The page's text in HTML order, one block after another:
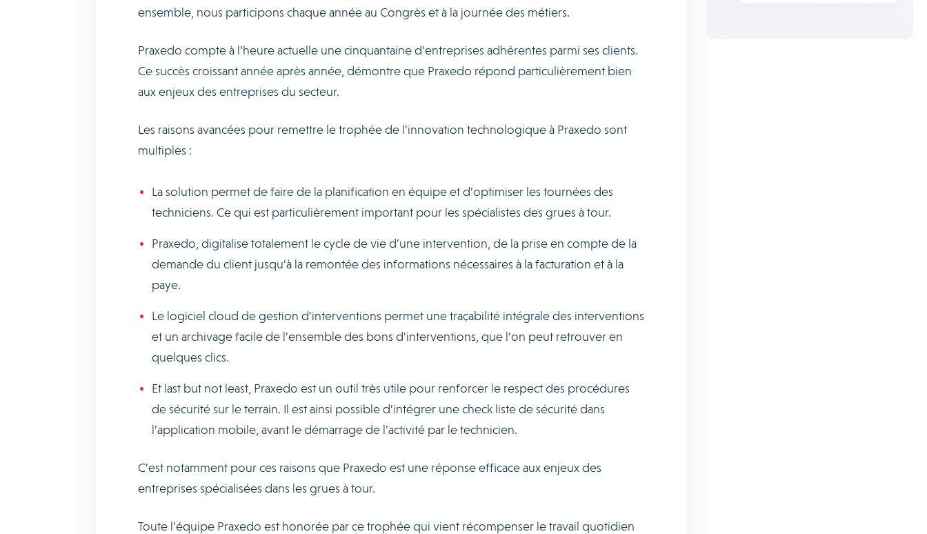
ensemble, nous participons chaque année au Congrès et à la journée des métiers.
Praxedo compte à l’heure actuelle une cinquantaine d’entreprises adhérentes parmi ses clients.
Ce succès croissant année après année, démontre que Praxedo répond particulièrement bien
aux enjeux des entreprises du secteur.
Les raisons avancées pour remettre le trophée de l’innovation technologique à Praxedo sont
multiples :
La solution permet de faire de la planification en équipe et d’optimiser les tournées des
techniciens. Ce qui est particulièrement important pour les spécialistes des grues à tour.
Praxedo, digitalise totalement le cycle de vie d’une intervention, de la prise en compte de la
demande du client jusqu’à la remontée des informations nécessaires à la facturation et à la
paye.
Le logiciel cloud de gestion d’interventions permet une traçabilité intégrale des interventions
et un archivage facile de l’ensemble des bons d’interventions, que l’on peut retrouver en
quelques clics.
Et last but not least, Praxedo est un outil très utile pour renforcer le respect des procédures
de sécurité sur le terrain. Il est ainsi possible d’intégrer une check liste de sécurité dans
l’application mobile, avant le démarrage de l’activité par le technicien.
C’est notamment pour ces raisons que Praxedo est une réponse efficace aux enjeux des
entreprises spécialisées dans les grues à tour.
Toute l’équipe Praxedo est honorée par ce trophée qui vient récompenser le travail quotidien